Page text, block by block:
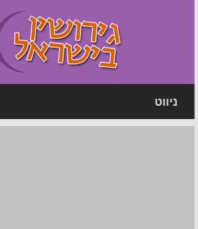
ניווט